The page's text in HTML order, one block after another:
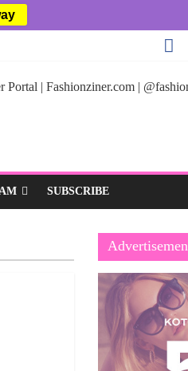
Portal | Fashionziner.com |
SUBSCRIBE